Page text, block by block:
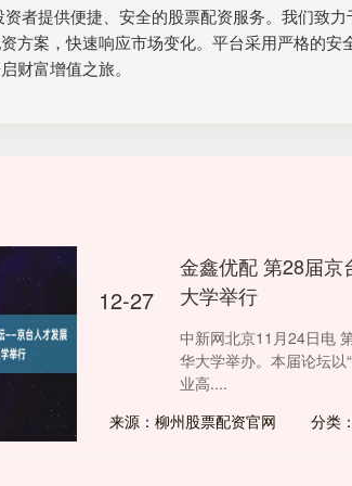
者提供便捷、安全的股票配资服务。我们致
方案，快速响应市场变化。平台采用严格的
财富增值之旅。
12-27
金鑫优配 第28届
大学举行
中新网北京11月24日电
华大学举办。本届论坛
业高....
来源：柳州股票配资官网
分类